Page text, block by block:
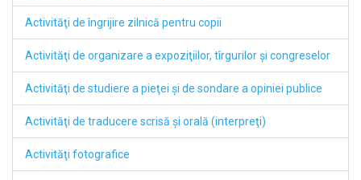
Activităţi de îngrijire zilnică pentru copii
Activităţi de organizare a expoziţiilor, tîrgurilor şi congreselor
Activităţi de studiere a pieţei şi de sondare a opiniei publice
Activităţi de traducere scrisă şi orală (interpreţi)
Activităţi fotografice